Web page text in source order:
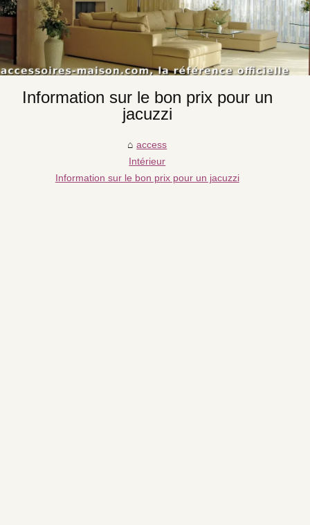
Information sur le bon prix pour un
jacuzzi
access
Intérieur
Information sur le bon prix pour un jacuzzi